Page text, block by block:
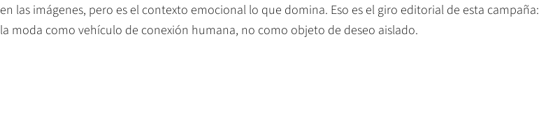
en las imágenes, pero es el contexto emocional lo que domina. Eso es el giro editorial de esta campaña:
la moda como vehículo de conexión humana, no como objeto de deseo aislado.